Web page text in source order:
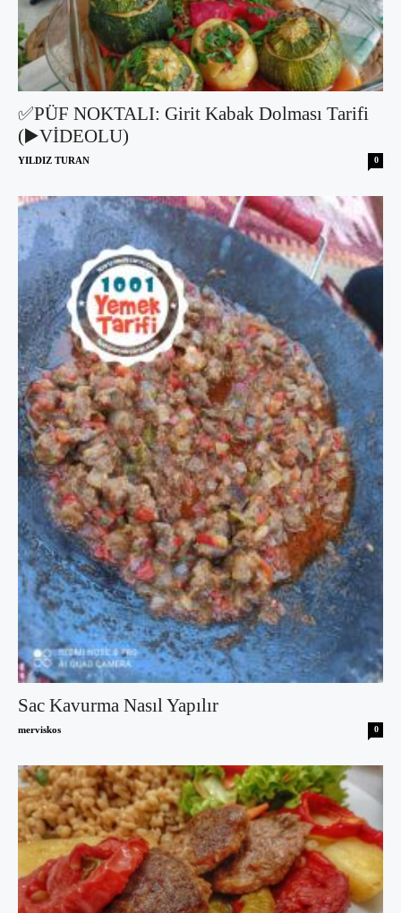
✅PÜF NOKTALI: Girit Kabak Dolması Tarifi
(▶️VİDEOLU)
YILDIZ TURAN 0
Sac Kavurma Nasıl Yapılır
merviskos 0